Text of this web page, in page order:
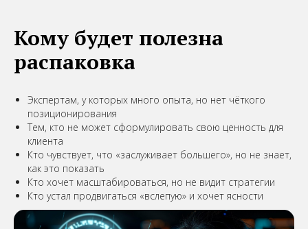
Кому будет полезна
распаковка
Экспертам, у которых много опыта, но нет чёткого
позиционирования
Тем, кто не может сформулировать свою ценность для
клиента
Кто чувствует, что «заслуживает большего», но не знает,
как это показать
Кто хочет масштабироваться, но не видит стратегии
Кто устал продвигаться «вслепую» и хочет ясности